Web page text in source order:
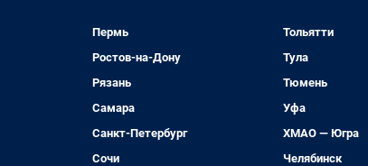
Пермь
Ростов-на-Дону
Рязань
Самара
Санкт-Петербург
Сочи
Тольятти
Тула
Тюмень
Уфа
ХМАО — Югра
Челябинск